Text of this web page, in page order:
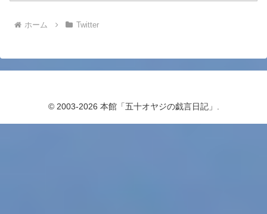
ホーム Twitter
© 2003-2026 本館「五十オヤジの戯言日記」.